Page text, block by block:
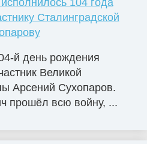
Сталинградской
й день рождения
Великой
Арсений Сухопаров.
прошёл всю войну, ...